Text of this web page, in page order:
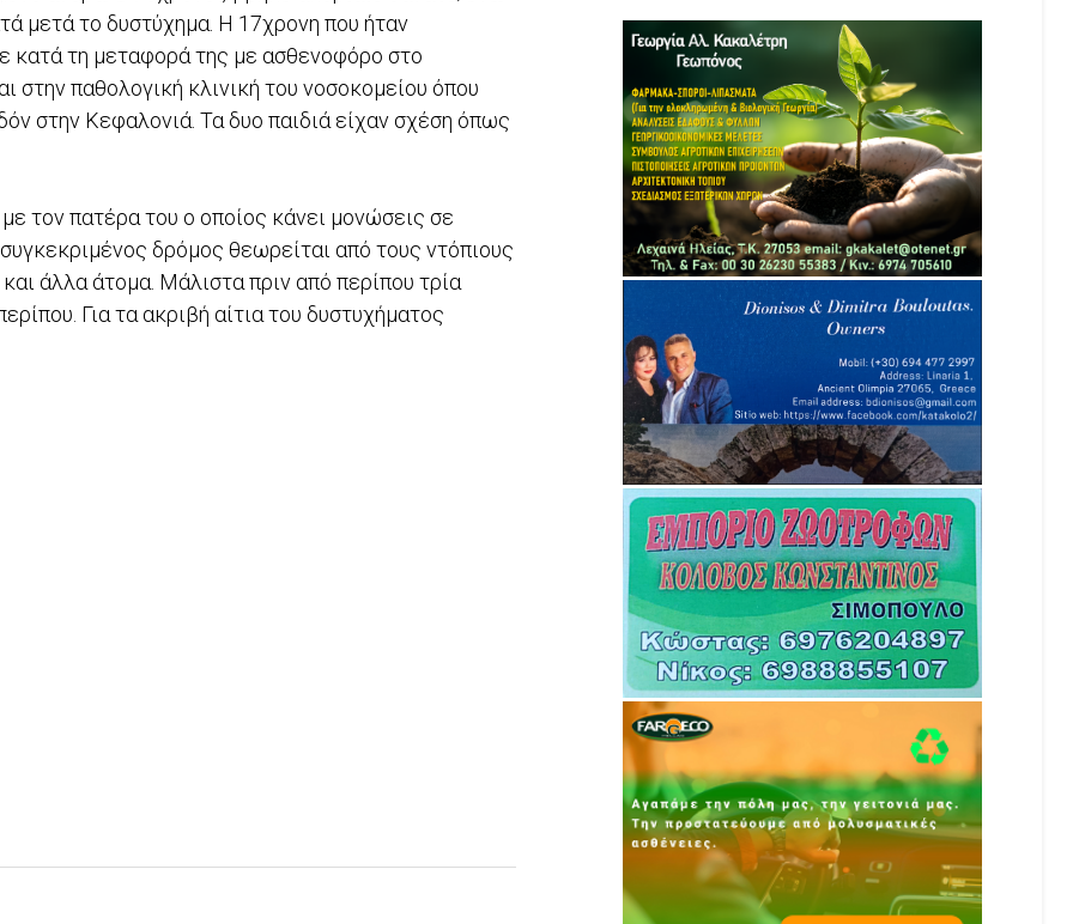
μετά το δυστύχημα. Η 17χρονη που ήταν
κατά τη μεταφορά της με ασθενοφόρο στο
στην παθολογική κλινική του νοσοκομείου όπου
στην Κεφαλονιά. Τα δυο παιδιά είχαν σχέση όπως
τον πατέρα του ο οποίος κάνει μονώσεις σε
δρόμος θεωρείται από τους ντόπιους
άλλα άτομα. Μάλιστα πριν από περίπου τρία
Για τα ακριβή αίτια του δυστυχήματος